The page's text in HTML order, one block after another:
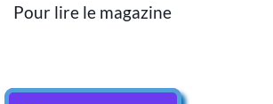
Pour lire le magazine